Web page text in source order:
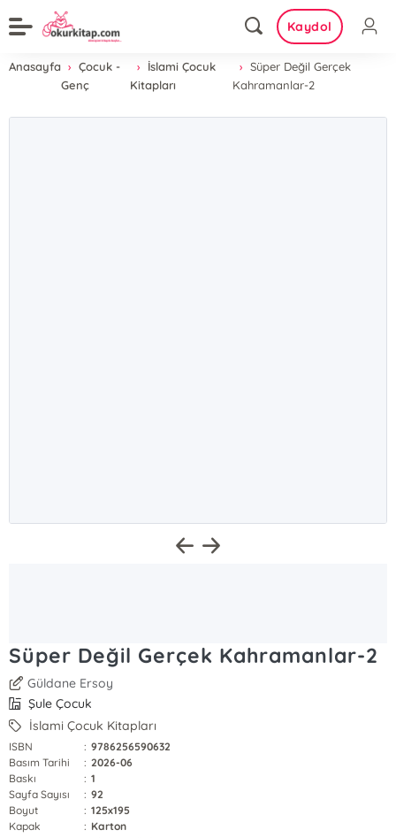
Kaydol
Anasayfa
Çocuk -
Genç
İslami Çocuk
Kitapları
Süper Değil Gerçek
Kahramanlar-2
Süper Değil Gerçek Kahramanlar-2
Güldane Ersoy
Şule Çocuk
İslami Çocuk Kitapları
ISBN : 9786256590632
Basım Tarihi
: 2026-06
Baskı
: 1
Sayfa Sayısı
: 92
Boyut
: 125x195
Kapak
: Karton